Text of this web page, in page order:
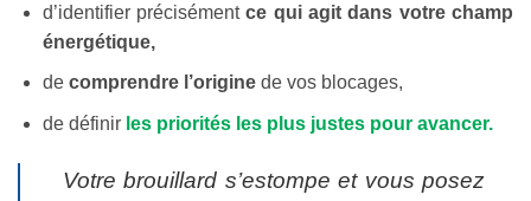
d’identifier précisémentce qui agit dans votre champ
énergétique,
de comprendre l’originede vos blocages,
de définir les priorités les plus justes pour avancer.
Votre brouillard s’estompe et vous posez